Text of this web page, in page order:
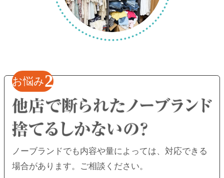
お悩み2
ノーブランドでも内容や量によっては、対応できる
場合があります。ご相談ください。